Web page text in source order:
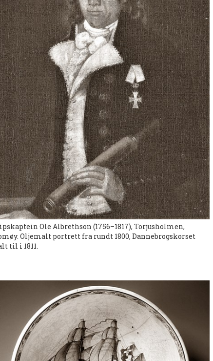
Ole Albrethson (1756–1817), Torjusholmen,
Oljemalt portrett fra rundt 1800, Dannebrogskorset
til i 1811.